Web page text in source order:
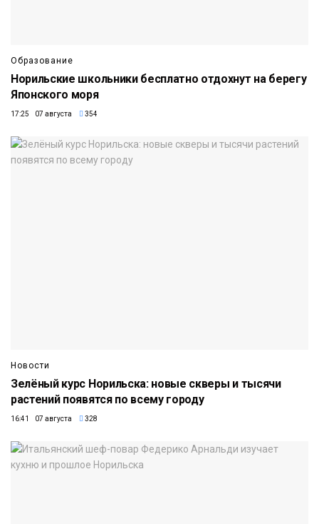
Образование
Норильские школьники бесплатно отдохнут на берегу
Японского моря
17:25 07 августа 354
Новости
Зелёный курс Норильска: новые скверы и тысячи
растений появятся по всему городу
16:41 07 августа 328